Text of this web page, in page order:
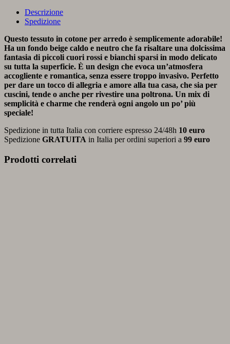
Descrizione
Spedizione
Questo tessuto in cotone per arredo è semplicemente adorabile!
Ha un fondo beige caldo e neutro che fa risaltare una dolcissima
fantasia di piccoli cuori rossi e bianchi sparsi in modo delicato
su tutta la superficie. È un design che evoca un’atmosfera
accogliente e romantica, senza essere troppo invasivo. Perfetto
per dare un tocco di allegria e amore alla tua casa, che sia per
cuscini, tende o anche per rivestire una poltrona. Un mix di
semplicità e charme che renderà ogni angolo un po’ più
speciale!
Spedizione in tutta Italia con corriere espresso 24/48h 10 euro
Spedizione GRATUITA in Italia per ordini superiori a 99 euro
Prodotti correlati